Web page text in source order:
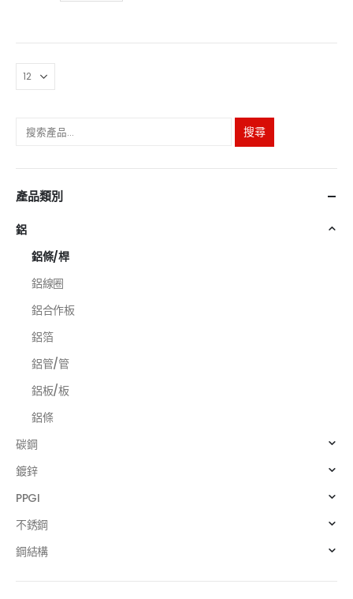
搜尋
產品類別
鋁
鋁條/桿
鋁線圈
鋁合作板
鋁箔
鋁管/管
鋁板/板
鋁條
碳鋼
鍍鋅
PPGI
不銹鋼
鋼結構